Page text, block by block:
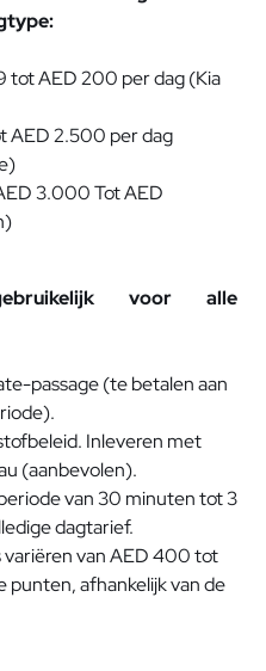
tot AED 200 per dag (Kia
AED 2.500 per dag
3.000 Tot AED
voor alle
passage (te betalen aan
Inleveren met
(aanbevolen).
van 30 minuten tot 3
dagtarief.
van AED 400 tot
afhankelijk van de